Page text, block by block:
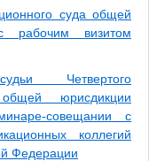
суда общей
рабочим визитом
Четвертого
юрисдикции
совещании с
коллегий
Федерации